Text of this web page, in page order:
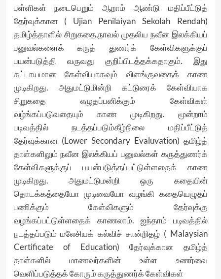
பள்ளிகள் நடைபெறும் ஆறாம் ஆண்டு மதிப்பீட்டுத்
தேர்வுக்கான ( Ujian Penilaiyan Sekolah Rendah)
தமிழ்த்தாளில் சிறுகதை,நாவல் முதலிய நவீன இலக்கியப்
பனுவல்களைக் கருத் துணர்க் கேள்விகளுக்குப்
பயன்படுத்தி வருவது குறிப்பிடத்தக்கதாகும். இது
கட்டாயமான கேள்வியாகவும் விளங்குவதைக் காண
முடிகிறது. அதுமட்டுமின்றி கட்டுரைக் கேள்வியாக
சிறுகதை எழுதப்பனிக்கும் கேள்விகள்
வழ்ங்கப்படுவதையும் காண முடிகிறது. மூன்றாம்
படிவத்தில் நடத்தப்படும்கீழ்நிலை மதிப்பீட்டுத்
தேர்வுக்கான (Lower Secondary Evaluvation) தமிழ்த்
தாள்களிலும் நவீன இலக்கியப் பனுவல்கள் கருத்துணர்க்
கேள்விகளுக்குப் பயன்படுத்தப்பட்டுள்ளதைக் காண
முடிகிறது. அதுமட்டுமன்றி ஒரு கதையின்
தொடக்கத்தையோ முடிவையோ வழங்கி கதையெழுதப்
பணிக்கும் கேள்விகளும் தேர்வுக்கு
வழங்கப்பட்டுள்ளதைக் காணலாம். ஐந்தாம் படிவத்தில்
நடத்தப்படும் மலேசியக் கல்விச் சான்றிதழ் ( Malaysian
Certificate of Education) தேர்வுக்கான தமிழ்த்
தாள்களில் மாணவர்களின் உள்ள உணர்வை
வெளிப்படுத்தக் கோரும் கருத்துணர்க் கேள்விகள்